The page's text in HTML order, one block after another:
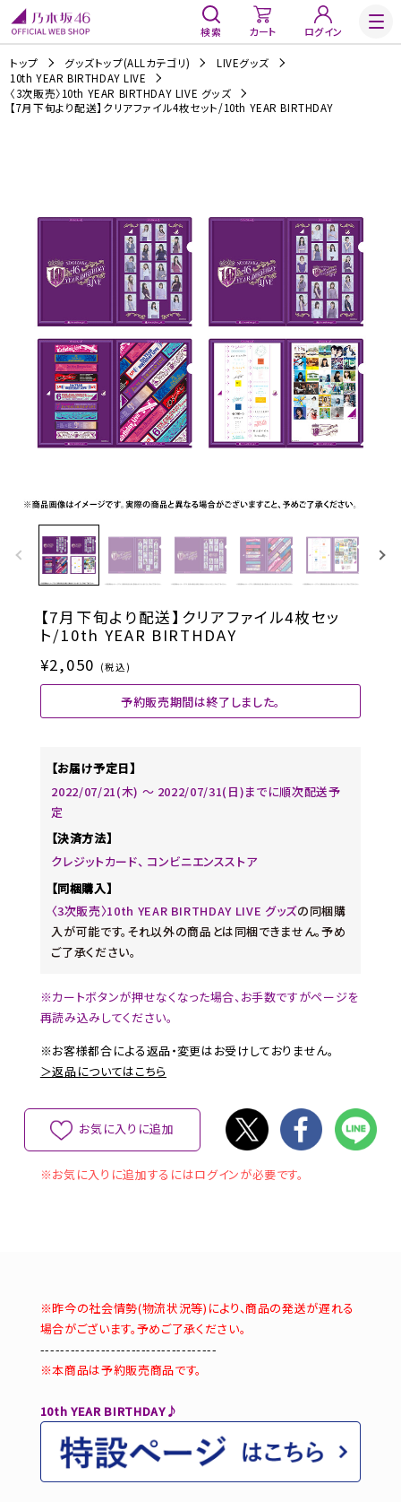
検索 カート ログイン
トップ グッズトップ(ALLカテゴリ)
LIVEグッズ
10th YEAR BIRTHDAY LIVE
〈3次販売〉10th YEAR BIRTHDAY LIVE グッズ
【7月下旬より配送】クリアファイル4枚セット/10th YEAR BIRTHDAY
【7月下旬より配送】クリアファイル4枚セッ
ト/10th YEAR BIRTHDAY
¥2,050 (税込)
予約販売期間は終了しました。
【お届け予定日】
2022/07/21(木) ～ 2022/07/31(日)までに順次配送予
定
【決済方法】
クレジットカード、 コンビニエンスストア
【同梱購入】
〈3次販売〉10th YEAR BIRTHDAY LIVE グッズの同梱購
入が可能です。それ以外の商品とは同梱できません。予め
ご了承ください。
※カートボタンが押せなくなった場合、お手数ですがページを
再読み込みしてください。
※お客様都合による返品・変更はお受けしておりません。
＞返品についてはこちら
お気に入りに追加
※お気に入りに追加するにはログインが必要です。
※昨今の社会情勢(物流状況等)により、商品の発送が遅れる
場合がございます。予めご了承ください。
-----------------------------------
※本商品は予約販売商品です。
10th YEAR BIRTHDAY♪